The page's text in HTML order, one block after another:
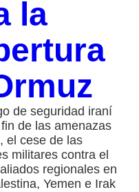
la
de seguridad iraní
de las amenazas
el cese de las
militares contra el
regionales en
Yemen e Irak